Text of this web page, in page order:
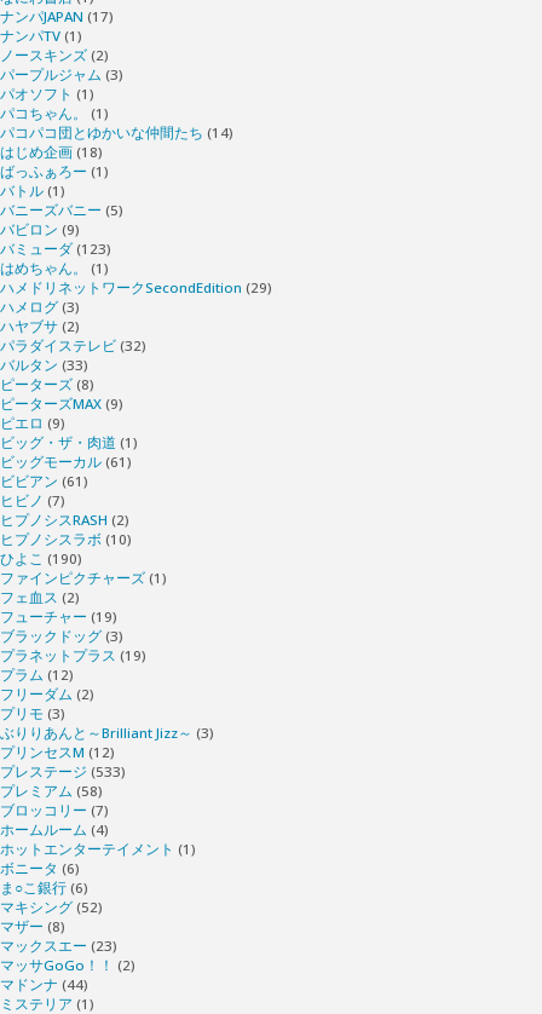
ナンパJAPAN (17)
ナンパTV (1)
ノースキンズ (2)
パープルジャム (3)
パオソフト (1)
パコちゃん。
(1)
パコパコ団とゆかいな仲間たち (14)
はじめ企画 (18)
ばっふぁろー (1)
バトル (1)
バニーズバニー (5)
バビロン (9)
バミューダ (123)
はめちゃん。
(1)
ハメドリネットワークSecondEdition (29)
ハメログ (3)
ハヤブサ (2)
パラダイステレビ (32)
バルタン (33)
ピーターズ (8)
ピーターズMAX (9)
ピエロ (9)
ビッグ・ザ・肉道 (1)
ビッグモーカル (61)
ビビアン (61)
ヒビノ (7)
ヒプノシスRASH (2)
ヒプノシスラボ (10)
ひよこ (190)
ファインピクチャーズ (1)
フェ血ス (2)
フューチャー (19)
ブラックドッグ (3)
プラネットプラス (19)
プラム (12)
フリーダム (2)
プリモ (3)
ぶりりあんと～Brilliant Jizz～ (3)
プリンセスM (12)
プレステージ (533)
プレミアム (58)
ブロッコリー (7)
ホームルーム (4)
ホットエンターテイメント (1)
ボニータ (6)
ま○こ銀行 (6)
マキシング (52)
マザー (8)
マックスエー (23)
マッサGoGo！！ (2)
マドンナ (44)
ミステリア (1)